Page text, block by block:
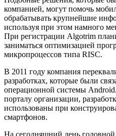
компанией, могут помочь
обрабатывать крупнейшие
используя при этом намного
При регистрации Algotrim
заниматься оптимизацией
микропроцессов типа RISC.
В 2011 году компания
разработках, которые были
операционной системы
порталу организации,
использованы при
смартфонов.
На сегодняшний день